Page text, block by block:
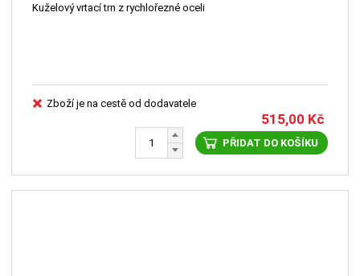
Kuželový vrtací trn z rychlořezné oceli
Zboží je na cestě od dodavatele
515,00 Kč
PŘIDAT DO KOŠÍKU